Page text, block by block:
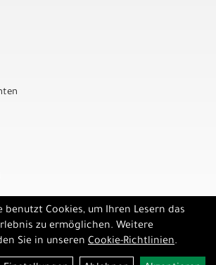
benutzt Cookies, um Ihren Lesern das
zu ermöglichen. Weitere
Sie in unseren Cookie-Richtlinien.